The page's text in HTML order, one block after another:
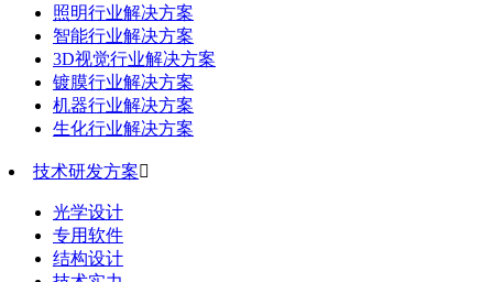
照明行业解决方案
智能行业解决方案
3D视觉行业解决方案
镀膜行业解决方案
机器行业解决方案
生化行业解决方案
技术研发方案
光学设计
专用软件
结构设计